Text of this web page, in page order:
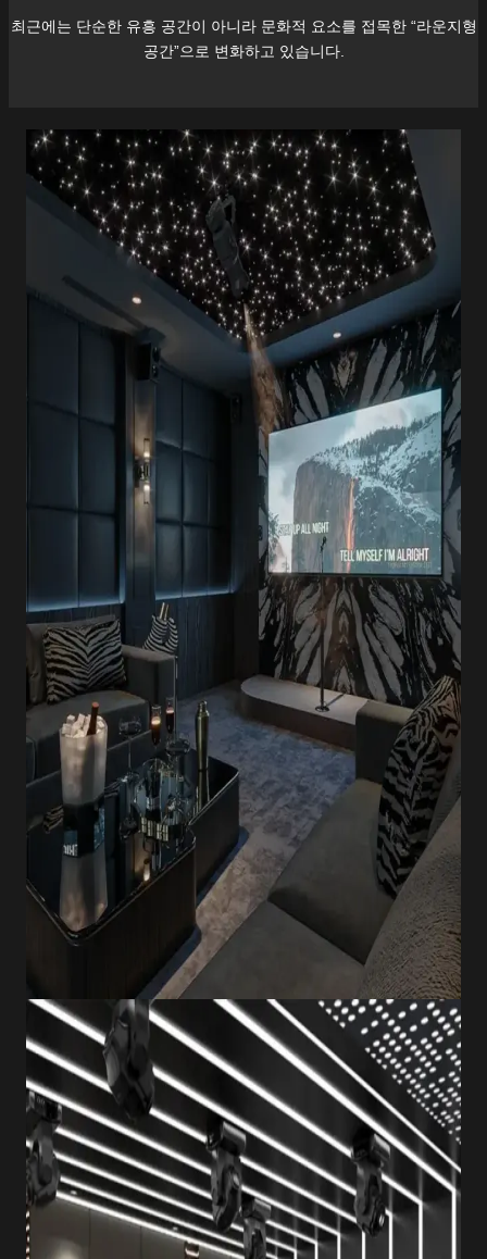
최근에는 단순한 유흥 공간이 아니라 문화적 요소를 접목한 “라운지형
공간”으로 변화하고 있습니다.